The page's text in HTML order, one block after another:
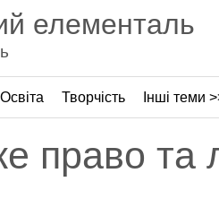
елементаль
Освіта Творчість Інші теми
право та